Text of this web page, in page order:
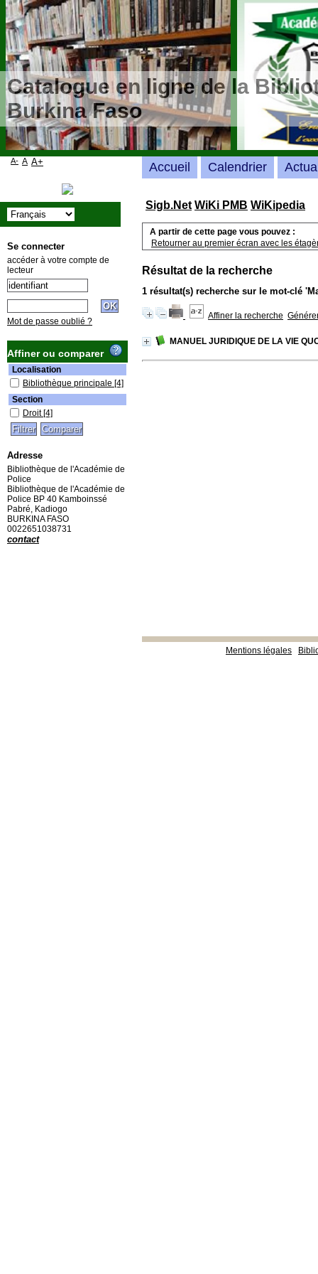
Catalogue en ligne de la
Burkina Faso
Sigb.Net WiKi PMB WiKipedia
A partir de cette page vous pouvez :
Retourner au premier écran avec les
Résultat de la recherche
1 résultat(s) recherche sur le mot-clé
Affiner la recherche
MANUEL JURIDIQUE DE LA VIE
Mentions légales
Accueil Calendrier
A- A A+
Se connecter
accéder à votre compte de
lecteur
Mot de passe oublié ?
Affiner ou comparer
Localisation
Bibliothèque principale [4]
Section
Droit [4]
Adresse
Bibliothèque de l'Académie de
Police
Bibliothèque de l'Académie de
Police BP 40 Kamboinssé
Pabré, Kadiogo
BURKINA FASO
0022651038731
contact